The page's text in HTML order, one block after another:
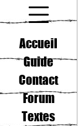
Accueil
Guide
Contact
Forum
Textes